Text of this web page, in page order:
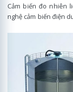
Cảm biến đo nhiên
nghệ cảm biến điện